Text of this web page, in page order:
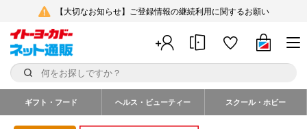
【大切なお知らせ】ご登録情報の継続利用に関するお願い
ギフト・フード ヘルス・ビューティー スクール・ホビー